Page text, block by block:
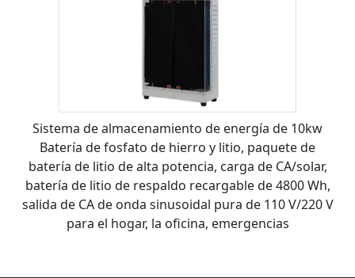
Sistema de almacenamiento de energía de 10kw
Batería de fosfato de hierro y litio, paquete de
batería de litio de alta potencia, carga de CA/solar,
batería de litio de respaldo recargable de 4800 Wh,
salida de CA de onda sinusoidal pura de 110 V/220 V
para el hogar, la oficina, emergencias